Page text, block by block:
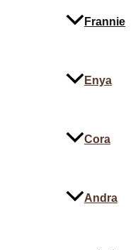
Frannie
Enya
Cora
Andra